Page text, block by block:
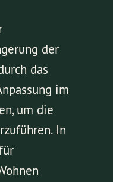
der
das
im
um die
In